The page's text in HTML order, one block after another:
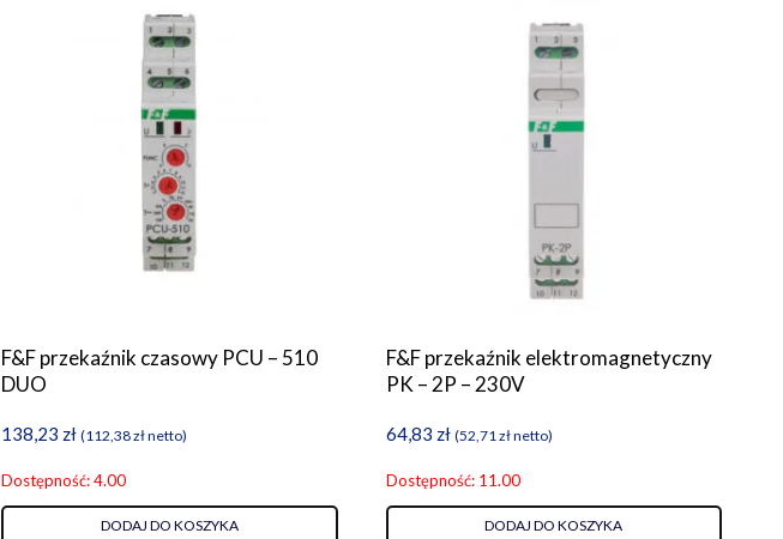
F&F przekaźnik czasowy PCU – 510
DUO
138,23 zł (112,38złnetto)
Dostępność: 4.00
DODAJ DO KOSZYKA
F&F przekaźnik elektromagnetyczny
PK – 2P – 230V
64,83 zł (52,71 złnetto)
Dostępność: 11.00
DODAJ DO KOSZYKA